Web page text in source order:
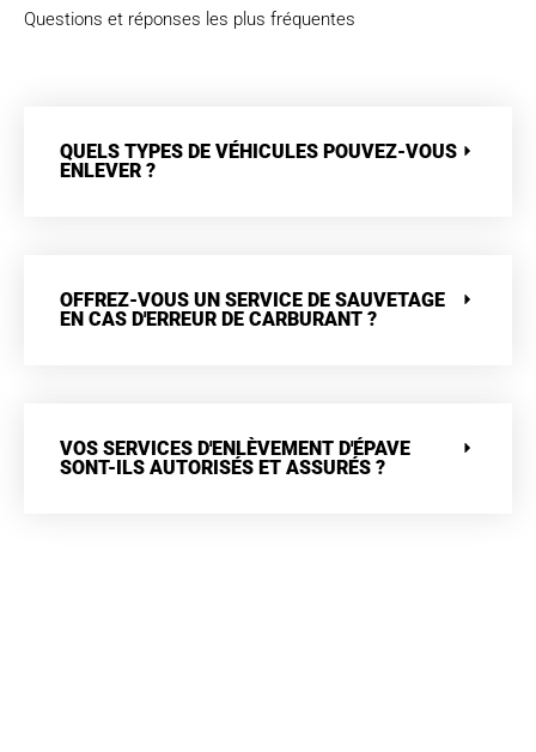
Questions et réponses les plus fréquentes
QUELS TYPES DE VÉHICULES POUVEZ-VOUS
ENLEVER ?
OFFREZ-VOUS UN SERVICE DE SAUVETAGE
EN CAS D'ERREUR DE CARBURANT ?
VOS SERVICES D'ENLÈVEMENT D'ÉPAVE
SONT-ILS AUTORISÉS ET ASSURÉS ?